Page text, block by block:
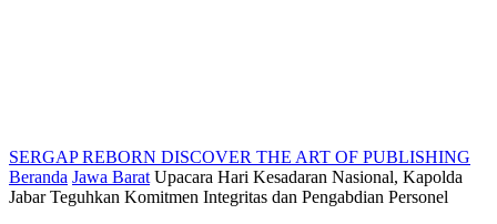
SERGAP REBORN DISCOVER THE ART OF PUBLISHING
Beranda Jawa Barat Upacara Hari Kesadaran Nasional, Kapolda
Jabar Teguhkan Komitmen Integritas dan Pengabdian Personel